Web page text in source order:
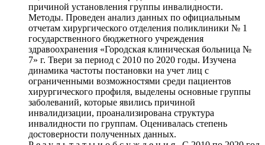
причиной установления группы инвалидности.
Методы. Проведен анализ данных по официальным
отчетам хирургического отделения поликлиники № 1
государственного бюджетного учреждения
здравоохранения «Городская клиническая больница №
7» г. Твери за период с 2010 по 2020 годы. Изучена
динамика частоты постановки на учет лиц с
ограниченными возможностями среди пациентов
хирургического профиля, выделены основные группы
заболеваний, которые явились причиной
инвалидизации, проанализирована структура
инвалидности по группам. Оценивалась степень
достоверности полученных данных.